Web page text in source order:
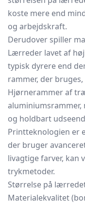
koste mere end
og arbejdskraft.
Derudover spiller
Lærreder lavet af
typisk dyrere end
rammer, der
Hjørnerammer af
aluminiumsrammer,
og holdbart
Printteknologien er
der bruger
livagtige farver, kan
trykmetoder.
Størrelse på
Materialekvalitet